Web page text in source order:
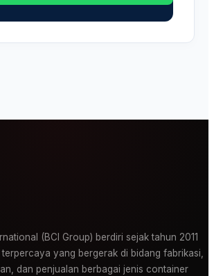
(BCI Group) berdiri sejak tahun 2011
yang bergerak di bidang fabrikasi,
dan penjualan berbagai jenis container